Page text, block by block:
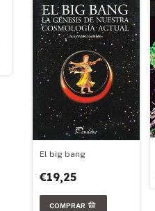
El big bang
€19,25